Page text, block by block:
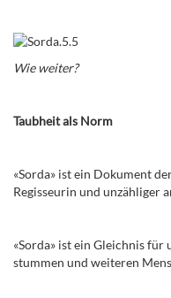
Wie weiter?
Taubheit als Norm
«Sorda» ist ein Dokument
Regisseurin und unzähliger
«Sorda» ist ein Gleichnis für
stummen und weiteren